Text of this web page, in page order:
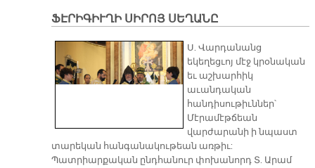
ՖԷՐԻԳԻՒՂԻ ՍԻՐՈՅ ՍԵՂԱՆԸ
Ս. Վարդանանց
եկեղեցւոյ մէջ կրօնական
եւ աշխարհիկ
աւանդական
հանդիսութիւններ՝
Մէրամէթճեան
վարժարանի ի նպաստ
տարեկան հանգանակութեան առթիւ:
Պատրիարքական ընդհանուր փոխանորդ Տ. Արամ